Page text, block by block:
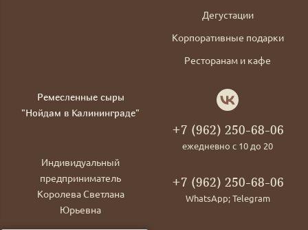
Дегустации
Корпоративные подарки
Ресторанам и кафе
Ремесленные сыры
"Нойдам в Калининграде"
Индивидуальный
предприниматель
Королева Светлана
Юрьевна
+7 (962) 250-68-06
ежедневно с 10 до 20
+7 (962) 250-68-06
WhatsApp; Telegram